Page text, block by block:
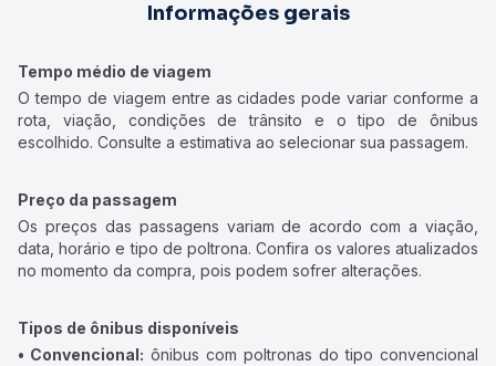
Informações gerais
Tempo médio de viagem
O tempo de viagem entre as cidades pode variar conforme a
rota, viação, condições de trânsito e o tipo de ônibus
escolhido. Consulte a estimativa ao selecionar sua passagem.
Preço da passagem
Os preços das passagens variam de acordo com a viação,
data, horário e tipo de poltrona. Confira os valores atualizados
no momento da compra, pois podem sofrer alterações.
Tipos de ônibus disponíveis
• Convencional: ônibus com poltronas do tipo convencional